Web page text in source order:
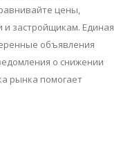
цены,
и застройщикам. Единая
объявления
о снижении
рынка помогает